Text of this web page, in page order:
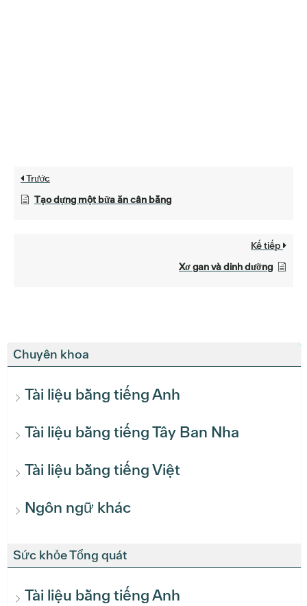
Chuyên khoa
Tài liệu bằng tiếng Anh
Tài liệu bằng tiếng Tây Ban Nha
Tài liệu bằng tiếng Việt
Ngôn ngữ khác
Sức khỏe Tổng quát
Tài liệu bằng tiếng Anh
Trước
Tạo dựng một bữa ăn cân bằng
Kế tiếp
Xơ gan và dinh dưỡng